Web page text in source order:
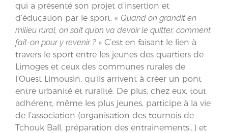
qui a présenté son projet d’insertion et
d’éducation par le sport. « Quand on grandit en
milieu rural, on sait qu’on va devoir le quitter, comment
fait-on pour y revenir ?» C’est en faisant le lien à
travers le sport entre les jeunes des quartiers de
Limoges et ceux des communes rurales de
l’Ouest Limousin, qu’ils arrivent à créer un pont
entre urbanité et ruralité. De plus, chez eux, tout
adhérent, même les plus jeunes, participe à la vie
de l’association (organisation des tournois de
Tchouk Ball, préparation des entrainements…) et